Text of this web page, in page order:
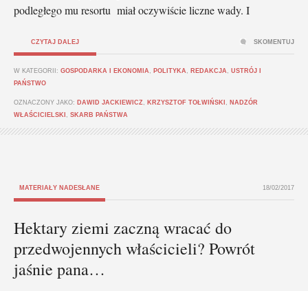
podległego mu resortu miał oczywiście liczne wady. I
CZYTAJ DALEJ
W KATEGORII: GOSPODARKA I EKONOMIA POLITYKA REDAKCJA
USTRÓJ I
PAŃSTWO
OZNACZONY JAKO: DAWID JACKIEWICZ KRZYSZTOF TOŁWIŃSKI
NADZÓR
WŁAŚCICIELSKI
SKARB PAŃSTWA
SKOMENTUJ
MATERIAŁY NADESŁANE 18/02/2017
Hektary ziemi zaczną wracać do
przedwojennych właścicieli? Powrót
jaśnie pana…